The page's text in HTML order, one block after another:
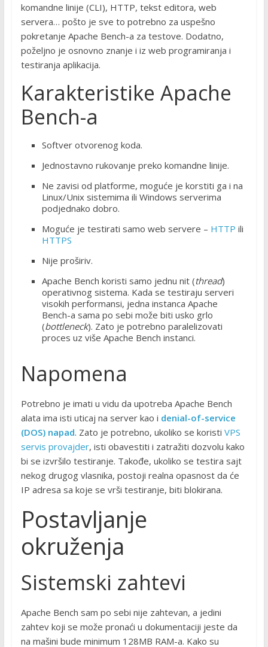
komandne linije (CLI), HTTP, tekst editora, web
servera… pošto je sve to potrebno za uspešno
pokretanje Apache Bench-a za testove. Dodatno,
poželjno je osnovno znanje i iz web programiranja i
testiranja aplikacija.
Karakteristike Apache
Bench-a
Softver otvorenog koda.
Jednostavno rukovanje preko komandne linije.
Ne zavisi od platforme, moguće je korstiti ga i na
Linux/Unix sistemima ili Windows serverima
podjednako dobro.
Moguće je testirati samo web servere – HTTP ili
HTTPS
Nije proširiv.
Apache Bench koristi samo jednu nit (thread)
operativnog sistema. Kada se testiraju serveri
visokih performansi, jedna instanca Apache
Bench-a sama po sebi može biti usko grlo
(bottleneck). Zato je potrebno paralelizovati
proces uz više Apache Bench instanci.
Napomena
Potrebno je imati u vidu da upotreba Apache Bench
alata ima isti uticaj na server kao i denial-of-service
(DOS) napad. Zato je potrebno, ukoliko se koristi VPS
servis provajder, isti obavestiti i zatražiti dozvolu kako
bi se izvršilo testiranje. Takođe, ukoliko se testira sajt
nekog drugog vlasnika, postoji realna opasnost da će
IP adresa sa koje se vrši testiranje, biti blokirana.
Postavljanje
okruženja
Sistemski zahtevi
Apache Bench sam po sebi nije zahtevan, a jedini
zahtev koji se može pronaći u dokumentaciji jeste da
na mašini bude minimum 128MB RAM-a. Kako su